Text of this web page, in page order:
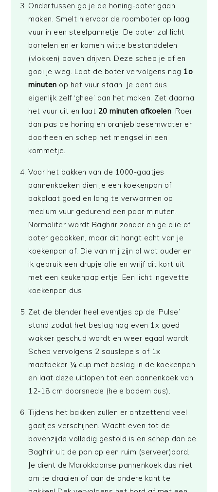
Ondertussen ga je de honing-boter gaan
maken. Smelt hiervoor de roomboter op laag
vuur in een steelpannetje. De boter zal licht
borrelen en er komen witte bestanddelen
(vlokken) boven drijven. Deze schep je af en
gooi je weg. Laat de boter vervolgens nog 1o
minuten op het vuur staan. Je bent dus
eigenlijk zelf ‘ghee’ aan het maken. Zet daarna
het vuur uit en laat 20 minuten afkoelen. Roer
dan pas de honing en oranjebloesemwater er
doorheen en schep het mengsel in een
kommetje.
Voor het bakken van de 1000-gaatjes
pannenkoeken dien je een koekenpan of
bakplaat goed en lang te verwarmen op
medium vuur gedurend een paar minuten.
Normaliter wordt Baghrir zonder enige olie of
boter gebakken, maar dit hangt echt van je
koekenpan af. Die van mij zijn al wat ouder en
ik gebruik een drupje olie en wrijf dit kort uit
met een keukenpapiertje. Een licht ingevette
koekenpan dus.
Zet de blender heel eventjes op de ‘Pulse’
stand zodat het beslag nog even 1x goed
wakker geschud wordt en weer egaal wordt.
Schep vervolgens 2 sauslepels of 1x
maatbeker ¼ cup met beslag in de koekenpan
en laat deze uitlopen tot een pannenkoek van
12-18 cm doorsnede (hele bodem dus).
Tijdens het bakken zullen er ontzettend veel
gaatjes verschijnen. Wacht even tot de
bovenzijde volledig gestold is en schep dan de
Baghrir uit de pan op een ruim (serveer)bord.
Je dient de Marokkaanse pannenkoek dus niet
om te draaien of aan de andere kant te